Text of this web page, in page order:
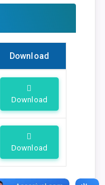
Download
Download
Download